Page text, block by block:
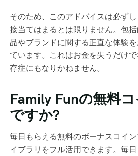
そのため、このアドバイスは必ず
接当てはまるとは限りません。包
品やブランドに関する正直な体験
ています。これはお金を失うだけ
存症にもなりかねません。
Family Funの無料
ですか?
毎日もらえる無料のボーナスコイ
イブラリをフル活用できます。毎